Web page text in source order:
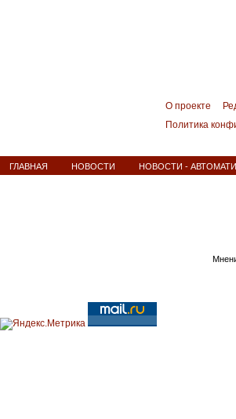
О проекте
Политика
ГЛАВНАЯ НОВОСТИ НОВОСТИ -